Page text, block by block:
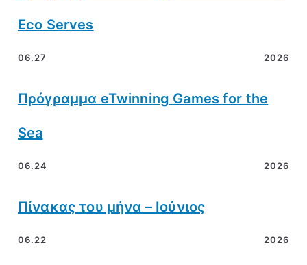
Eco Serves
06.27 2026
Πρόγραμμα eTwinning Games for the
Sea
06.24 2026
Πίνακας του μήνα – Ιούνιος
06.22 2026